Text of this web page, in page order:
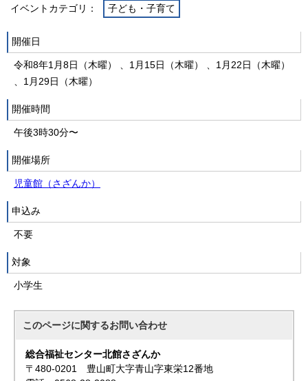
イベントカテゴリ： 子ども・子育て
開催日
令和8年1月8日（木曜） 、1月15日（木曜） 、1月22日（木曜）
、1月29日（木曜）
開催時間
午後3時30分〜
開催場所
児童館（さざんか）
申込み
不要
対象
小学生
このページに関するお問い合わせ
総合福祉センター北館さざんか
〒480-0201 豊山町大字青山字東栄12番地